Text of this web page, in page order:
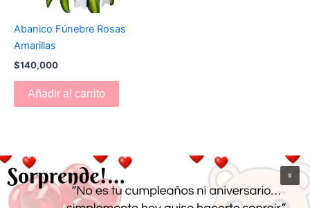
Abanico Fúnebre Rosas
Amarillas
$140,000
Añadir al carrito